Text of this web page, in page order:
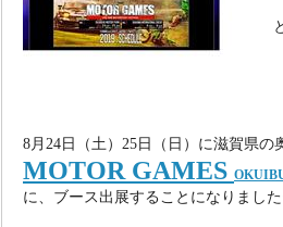
8月24日（土）25日（日）に滋賀県
MOTOR GAMES
に、ブース出展することになりまし